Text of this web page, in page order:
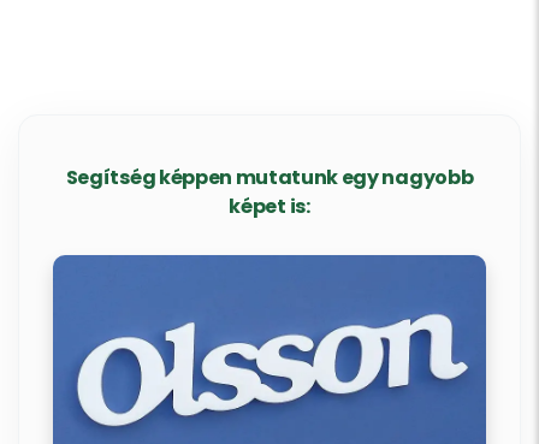
Segítség képpen mutatunk egy nagyobb
képet is: